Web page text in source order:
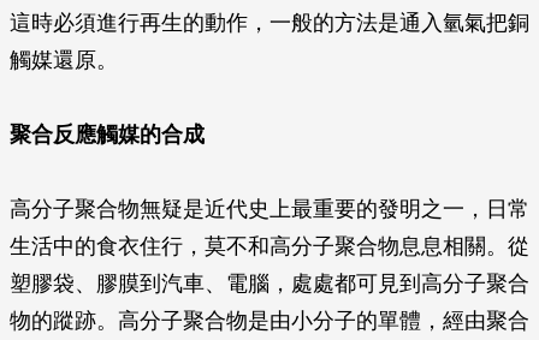
這時必須進行再生的動作，一般的方法是通入氫氣把銅
觸媒還原。
聚合反應觸媒的合成
高分子聚合物無疑是近代史上最重要的發明之一，日常
生活中的食衣住行，莫不和高分子聚合物息息相關。從
塑膠袋、膠膜到汽車、電腦，處處都可見到高分子聚合
物的蹤跡。高分子聚合物是由小分子的單體，經由聚合